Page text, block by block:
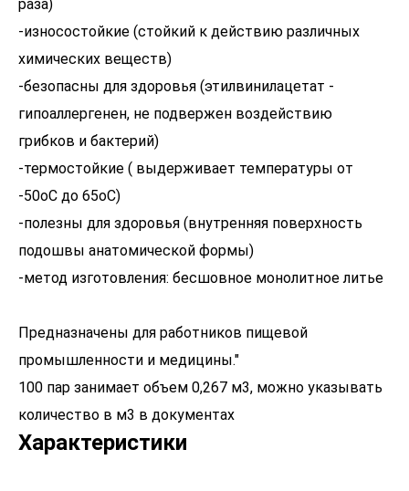
раза)
-износостойкие (стойкий к действию различных
химических веществ)
-безопасны для здоровья (этилвинилацетат -
гипоаллергенен, не подвержен воздействию
грибков и бактерий)
-термостойкие ( выдерживает температуры от
-50оС до 65оС)
-полезны для здоровья (внутренняя поверхность
подошвы анатомической формы)
-метод изготовления: бесшовное монолитное литье
Предназначены для работников пищевой
промышленности и медицины."
100 пар занимает объем 0,267 м3, можно указывать
количество в м3 в документах
Характеристики